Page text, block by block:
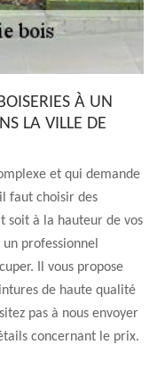
À UN
LA VILLE DE
et qui demande
faut choisir des
soit à la hauteur de vos
professionnel
Il vous propose
de haute qualité
pas à nous envoyer
concernant le prix.